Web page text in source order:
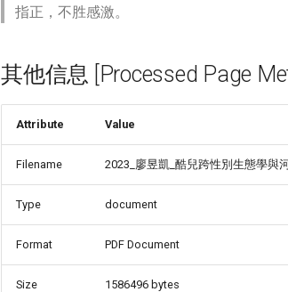
指正，不胜感激。
其他信息 [Processed Page
Attribute Value
Filename 2023_廖昱凱_酷兒跨性別生態學與
Type document
Format PDF Document
Size 1586496 bytes